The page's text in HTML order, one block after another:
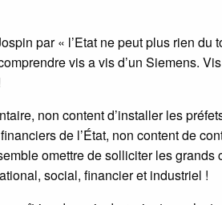
par « l’Etat ne peut plus rien du
vis a vis d’un Siemens. Vis
non content d’installer les
de l’État, non content de
omettre de solliciter les grands
social, financier et industriel !